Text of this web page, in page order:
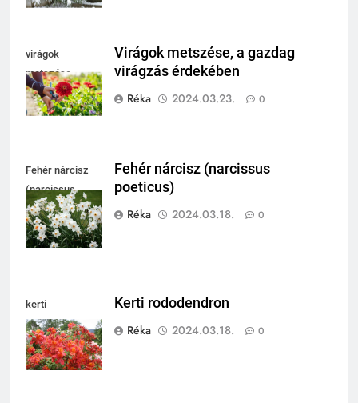
virágok
metszése
Virágok metszése, a gazdag
virágzás érdekében
Réka
2024.03.23. 0
Fehér nárcisz
(narcissus
poeticus)
Fehér nárcisz (narcissus
poeticus)
Réka
2024.03.18. 0
kerti
rododendron
Kerti rododendron
Réka
2024.03.18. 0